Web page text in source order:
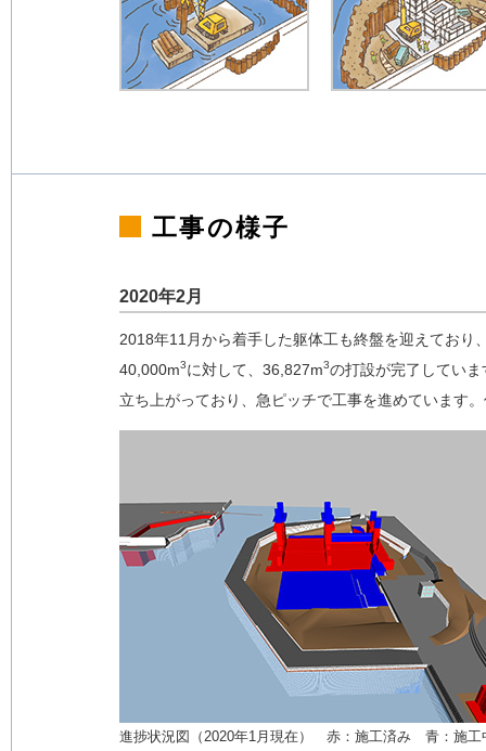
工事の様子
2020年2月
2018年11月から着手した躯体工も終盤を迎えてお
40,000m3に対して、36,827m3の打設が完了してい
立ち上がっており、急ピッチで工事を進めています
進捗状況図（2020年1月現在） 赤：施工済み 青：施工